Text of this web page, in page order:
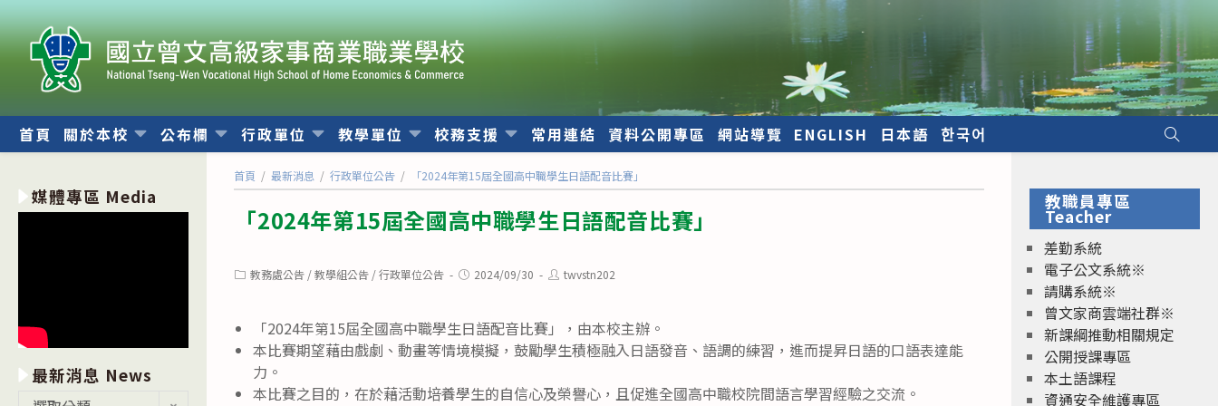
跳
轉
至
內
首頁 關於本校 公布欄 行政單位 教學單位 校務支援 常用連結 資料公開專區 網站導覽 ENGLISH 日本語 한국어
首頁 / 最新消息 / 行政單位公告 / 「2024年第15屆全國高中職學生日語配音比賽」
「2024年第15屆全國高中職學生日語配音比賽」
Post教務處公告 / 教學組公告 / 行政單位公告
Post2024/09/30
Posttwvstn202
「2024年第15屆全國高中職學生日語配音比賽」，由本校主辦。
本比賽期望藉由戲劇、動畫等情境模擬，鼓勵學生積極融入日語發音、語調的練習，進而提昇日語的口語表達能
力。
本比賽之目的，在於藉活動培養學生的自信心及榮譽心，且促進全國高中職校院間語言學習經驗之交流。
媒體專區 Media
最新消息 News
教職員專區
Teacher
差勤系統
電子公文系統※
請購系統※
曾文家商雲端社群※
新課綱推動相關規定
公開授課專區
本土語課程
資通安全維護專區